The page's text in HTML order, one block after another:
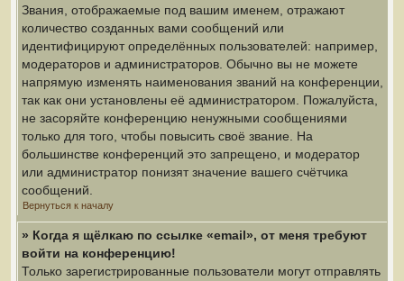
Звания, отображаемые под вашим именем, отражают
количество созданных вами сообщений или
идентифицируют определённых пользователей: например,
модераторов и администраторов. Обычно вы не можете
напрямую изменять наименования званий на конференции,
так как они установлены её администратором. Пожалуйста,
не засоряйте конференцию ненужными сообщениями
только для того, чтобы повысить своё звание. На
большинстве конференций это запрещено, и модератор
или администратор понизят значение вашего счётчика
сообщений.
Вернуться к началу
» Когда я щёлкаю по ссылке «email», от меня требуют
войти на конференцию!
Только зарегистрированные пользователи могут отправлять